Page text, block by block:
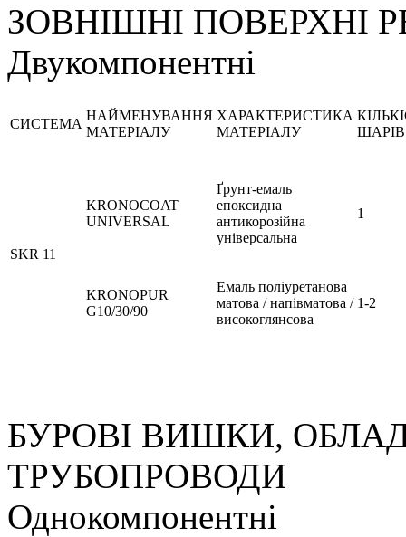
ЗОВНІШНІ ПОВЕРХНІ
Двукомпонентні
СИСТЕМА
НАЙМЕНУВАННЯ
МАТЕРІАЛУ
ХАРАКТЕРИСТИКА
МАТЕРІАЛУ
ШАРІВ
SKR 11
KRONOCOAT
UNIVERSAL
Ґрунт-емаль
епоксидна
антикорозійна
універсальна
1
KRONOPUR
G10/30/90
Емаль поліуретанова
матова / напівматова /
високоглянсова
1-2
БУРОВІ ВИШКИ,
ТРУБОПРОВОДИ
Однокомпонентні